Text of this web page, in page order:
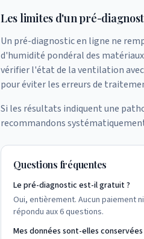
Les limites d'un pré-
Un pré-diagnostic en ligne ne
d'humidité pondéral des
vérifier l'état de la ventilation
pour éviter les erreurs de
Si les résultats indiquent une
recommandons
Questions fréquentes
Le pré-diagnostic est-il gratuit ?
Oui, entièrement. Aucun paiement
répondu aux 6 questions.
Mes données sont-elles conservées